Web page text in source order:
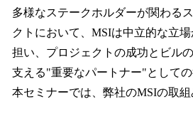
多様なステークホルダーが関わる
クトにおいて、MSIは中立的な立
担い、プロジェクトの成功とビル
支える"重要なパートナー"としての
本セミナーでは、弊社のMSIの取組